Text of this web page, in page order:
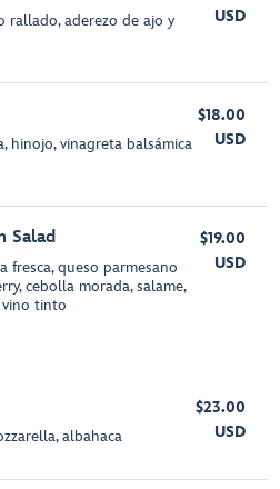
rallado, aderezo de ajo y
USD
hinojo, vinagreta balsámica
$18.00
USD
Salad
fresca, queso parmesano
cebolla morada, salame,
vino tinto
$19.00
USD
albahaca
$23.00
USD